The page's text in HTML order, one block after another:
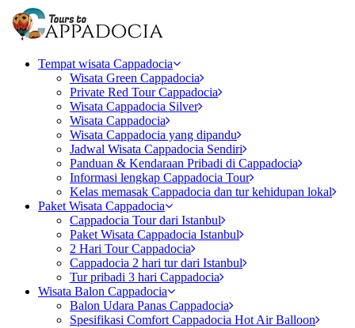
Tempat wisata Cappadocia
Wisata Green Cappadocia
Private Red Tour Cappadocia
Wisata Cappadocia Silver
Wisata Cappadocia
Wisata Cappadocia yang dipandu
Jadwal Wisata Cappadocia Sendiri
Panduan & Kendaraan Pribadi di Cappadocia
Informasi lengkap Cappadocia Tour
Kelas memasak Cappadocia dan tur kehidupan lokal
Paket Wisata Cappadocia
Cappadocia Tour dari Istanbul
Paket Wisata Cappadocia Istanbul
2 Hari Tour Cappadocia
Cappadocia 2 hari tur dari Istanbul
Tur pribadi 3 hari Cappadocia
Wisata Balon Cappadocia
Balon Udara Panas Cappadocia
Spesifikasi Comfort Cappadocia Hot Air Balloon